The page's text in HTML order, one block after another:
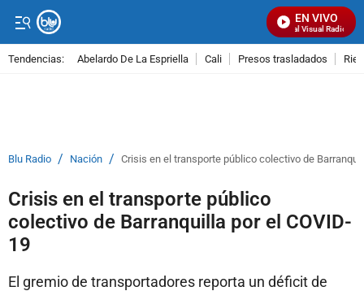
EN VIVO
Señal Visual Radio
Tendencias: Abelardo De La Espriella Cali Presos trasladados
Blu Radio / Nación / Crisis en el transporte público colectivo de
Crisis en el transporte público
colectivo de Barranquilla por el COVID-
19
El gremio de transportadores reporta un déficit de